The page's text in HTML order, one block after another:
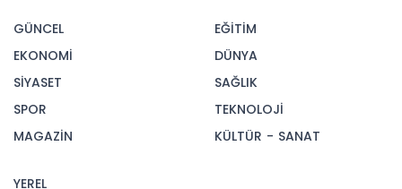
GÜNCEL
EKONOMİ
SİYASET
SPOR
MAGAZİN
EĞİTİM
DÜNYA
SAĞLIK
TEKNOLOJİ
KÜLTÜR - SANAT
YEREL